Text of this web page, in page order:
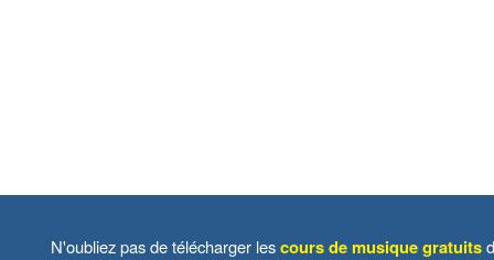
N'oubliez pas de télécharger lescours de musique gratuits